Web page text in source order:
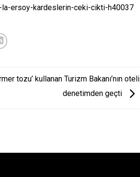
ersoy-kardeslerin-ceki-cikti-h40037
tozu’ kullanan Turizm Bakanı’nın oteli
denetimden geçti